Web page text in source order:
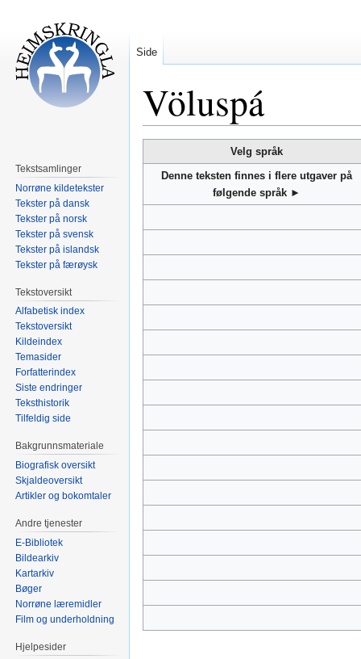
Völuspá
til
navigering
til
Velg språk
Denne teksten finnes i flere utgaver på
følgende språk ►
Side
Tekstsamlinger
Norrøne kildetekster
Tekster på dansk
Tekster på norsk
Tekster på svensk
Tekster på islandsk
Tekster på færøysk
Tekstoversikt
Alfabetisk index
Tekstoversikt
Kildeindex
Temasider
Forfatterindex
Siste endringer
Teksthistorik
Tilfeldig side
Bakgrunnsmateriale
Biografisk oversikt
Skjaldeoversikt
Artikler og bokomtaler
Andre tjenester
E-Bibliotek
Bildearkiv
Kartarkiv
Bøger
Norrøne læremidler
Film og underholdning
Hjelpesider